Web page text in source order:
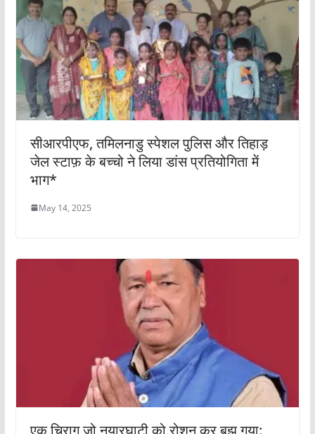
सीआरपीएफ, तमिलनाडु स्पेशल पुलिस और तिहाड़
जेल स्टाफ़ के बच्चो ने लिया डांस प्रतियोगिता में
भाग*
May 14, 2025